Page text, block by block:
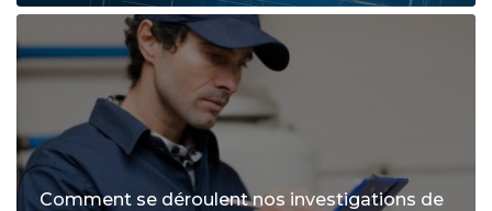
Comment se déroulent nos investigations de